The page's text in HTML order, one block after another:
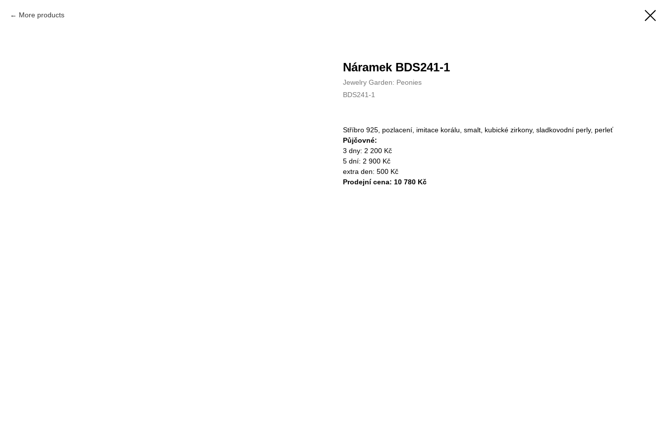
More products
Náramek BDS241-1
Jewelry Garden: Peonies
BDS241-1
Stříbro 925, pozlacení, imitace korálu, smalt, kubické zirkony, sladkovodní perly, perleť
Půjčovné:
3 dny: 2 200 Kč
5 dní: 2 900 Kč
extra den: 500 Kč
Prodejní cena: 10 780 Kč